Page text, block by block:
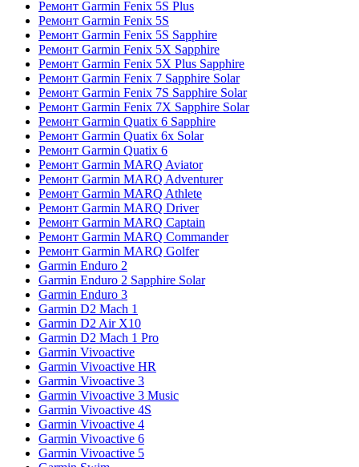
Ремонт Garmin Fenix 5S Plus
Ремонт Garmin Fenix 5S
Ремонт Garmin Fenix 5S Sapphire
Ремонт Garmin Fenix 5X Sapphire
Ремонт Garmin Fenix 5X Plus Sapphire
Ремонт Garmin Fenix 7 Sapphire Solar
Ремонт Garmin Fenix 7S Sapphire Solar
Ремонт Garmin Fenix 7X Sapphire Solar
Ремонт Garmin Quatix 6 Sapphire
Ремонт Garmin Quatix 6x Solar
Ремонт Garmin Quatix 6
Ремонт Garmin MARQ Aviator
Ремонт Garmin MARQ Adventurer
Ремонт Garmin MARQ Athlete
Ремонт Garmin MARQ Driver
Ремонт Garmin MARQ Captain
Ремонт Garmin MARQ Commander
Ремонт Garmin MARQ Golfer
Garmin Enduro 2
Garmin Enduro 2 Sapphire Solar
Garmin Enduro 3
Garmin D2 Mach 1
Garmin D2 Air X10
Garmin D2 Mach 1 Pro
Garmin Vivoactive
Garmin Vivoactive HR
Garmin Vivoactive 3
Garmin Vivoactive 3 Music
Garmin Vivoactive 4S
Garmin Vivoactive 4
Garmin Vivoactive 6
Garmin Vivoactive 5